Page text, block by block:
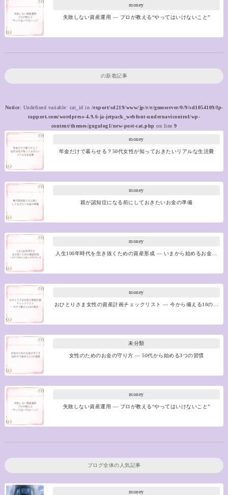
money
失敗しない資産運用 ― プロが教える“やってはいけないこと”
の新着記事
Notice: Undefined variable: cat_id in /export/sd219/www/jp/r/e/gmoserver/0/9/sd1054109/fp-
rapport.com/wordpress-4.9.6-ja-jetpack_webfont-undernavicontrol/wp-
content/themes/gugulog1/new-post-cat.php on line 9
money
年金だけで暮らせる？50代女性が知っておきたいリアルな生活費
money
親が認知症になる前にしておきたいお金の準備
money
人生100年時代を生き抜くための資産形成 ― いまから始めるお金…
money
おひとりさま女性の資産計画チェックリスト ― 今から備える10の…
未分類
女性のためのお金の守り方 ― 50代から始める3つの習慣
money
失敗しない資産運用 ― プロが教える“やってはいけないこと”
ブログ全体の人気記事
money